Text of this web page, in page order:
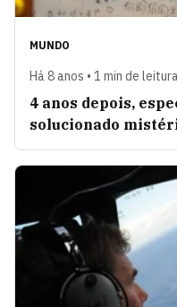
MUNDO
Há 8 anos • 1 min de
4 anos depois,
solucionado